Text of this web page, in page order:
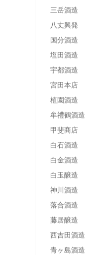
三岳酒造
八丈興発
国分酒造
塩田酒造
宇都酒造
宮田本店
植園酒造
牟禮鶴酒造
甲斐商店
白石酒造
白金酒造
白玉醸造
神川酒造
落合酒造
藤居醸造
西吉田酒造
青ヶ島酒造